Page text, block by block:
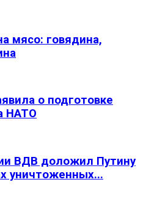
мясо: говядина,
о подготовке
НАТО
ВДВ доложил Путину
уничтоженных...